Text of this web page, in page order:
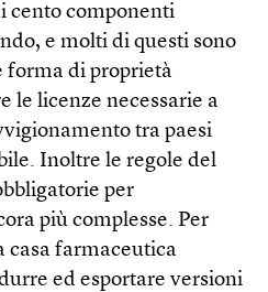
cento componenti
e molti di questi sono
forma di proprietà
le licenze necessarie a
tra paesi
Inoltre le regole del
per
più complesse. Per
casa farmaceutica
ed esportare versioni